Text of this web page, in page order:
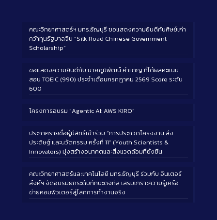
คณะวิทยาศาสตร์ฯ มทร.ธัญบุรี ขอแสดงความยินดีกับศิษย์เก่า
คว้าทุนรัฐบาลจีน “Silk Road Chinese Government
Scholarship”
ขอแสดงความยินดีกับ นายภูมิพัฒน์ คำหาญ ที่ได้ผลคะแนน
สอบ TOEIC (990) ประจำเดือนกรกฎาคม 2569 Score ระดับ
600
โครงการอบรม “Agentic AI: AWS KIRO”
ประกาศรายชื่อผู้มีสิทธิ์เข้าร่วม “การประกวดโครงงาน สิ่ง
ประดิษฐ์ และนวัตกรรม ครั้งที่ 11” (Youth Scientists &
Innovators) มุ่งสร้างอนาคตและสิ่งแวดล้อมที่ยั่งยืน
คณะวิทยาศาสตร์และเทคโนโลยี มทร.ธัญบุรี ร่วมกับ อินเตอร์
ลิ้งค์ฯ จัดอบรมยกระดับทักษะดิจิทัล เสริมเกราะความรู้เครือ
ข่ายคอมพิวเตอร์สู่โลกการทำงานจริง